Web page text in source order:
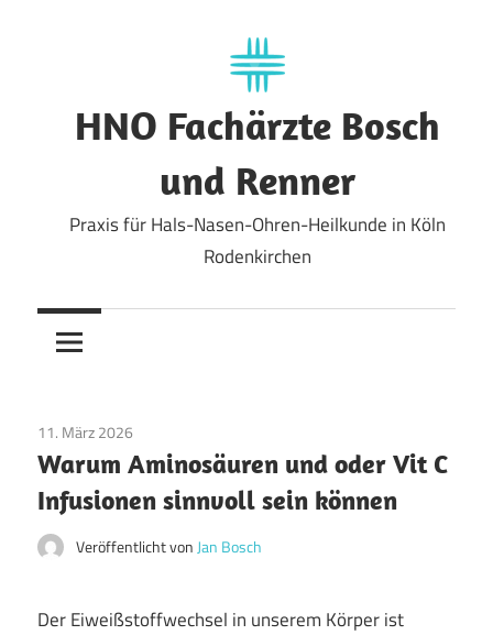
HNO Fachärzte Bosch
und Renner
Praxis für Hals-Nasen-Ohren-Heilkunde in Köln
Rodenkirchen
11. März 2026
Warum Aminosäuren und oder Vit C
Infusionen sinnvoll sein können
Veröffentlicht von Jan Bosch
Der Eiweißstoffwechsel in unserem Körper ist